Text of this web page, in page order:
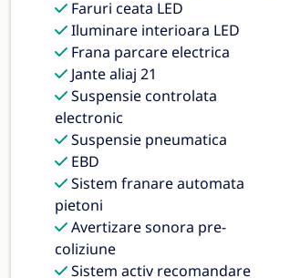
Faruri ceata LED
Iluminare interioara LED
Frana parcare electrica
Jante aliaj 21
Suspensie controlata
electronic
Suspensie pneumatica
EBD
Sistem franare automata
pietoni
Avertizare sonora pre-
coliziune
Sistem activ recomandare